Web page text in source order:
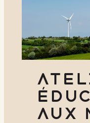
aux